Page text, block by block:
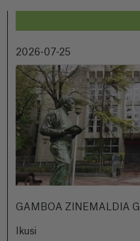
2026-07-25
GAMBOA ZINEMALDIA
Ikusi